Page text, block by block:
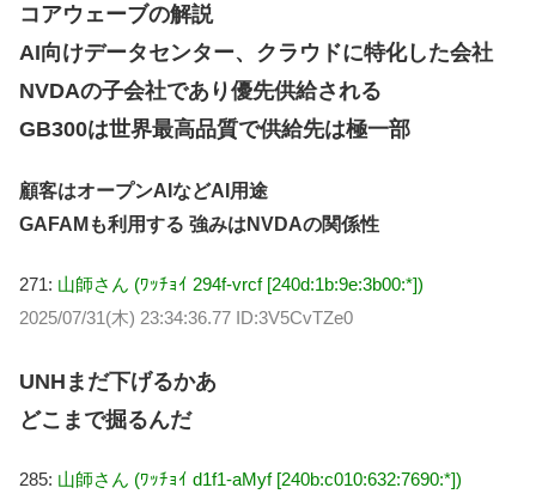
コアウェーブの解説
AI向けデータセンター、クラウドに特化した会社
NVDAの子会社であり優先供給される
GB300は世界最高品質で供給先は極一部
顧客はオープンAIなどAI用途
GAFAMも利用する 強みはNVDAの関係性
271: 山師さん (ﾜｯﾁｮｲ 294f-vrcf [240d:1b:9e:3b00:*])
2025/07/31(木) 23:34:36.77 ID:3V5CvTZe0
UNHまだ下げるかあ
どこまで掘るんだ
285: 山師さん (ﾜｯﾁｮｲ d1f1-aMyf [240b:c010:632:7690:*])